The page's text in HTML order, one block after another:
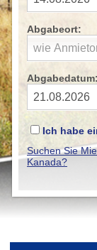
Abgabeort:
Abgabedatum:
Ich habe
Suchen Sie
Kanada?